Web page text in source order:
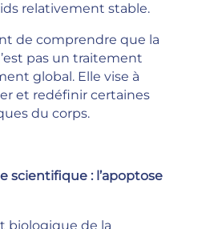
relativement stable.
de comprendre que la
pas un traitement
global. Elle vise à
et redéfinir certaines
du corps.
scientifique : l’apoptose
biologique de la